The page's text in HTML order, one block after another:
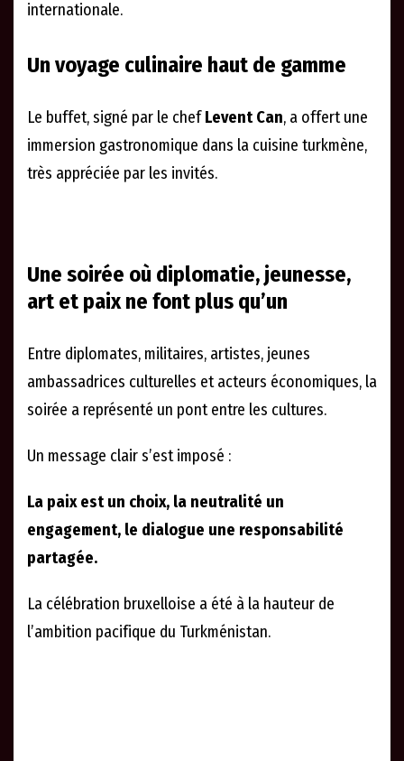
internationale.
Un voyage culinaire haut de gamme
Le buffet, signé par le chefLevent Can, a offert une
immersion gastronomique dans la cuisine turkmène,
très appréciée par les invités.
Une soirée où diplomatie, jeunesse,
art et paix ne font plus qu’un
Entre diplomates, militaires, artistes, jeunes
ambassadrices culturelles et acteurs économiques, la
soirée a représenté un pont entre les cultures.
Un message clair s’est imposé :
La paix est un choix, la neutralité un
engagement, le dialogue une responsabilité
partagée.
La célébration bruxelloise a été à la hauteur de
l’ambition pacifique du Turkménistan.